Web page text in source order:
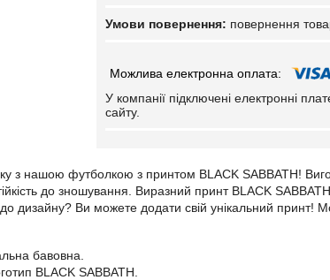
повернення
У компанії підключені електронні
сайту.
з нашою футболкою з принтом BLACK SABBATH!
до зношування. Виразний принт BLACK
дизайну? Ви можете додати свій унікальний принт!
бавовна.
BLACK SABBATH.